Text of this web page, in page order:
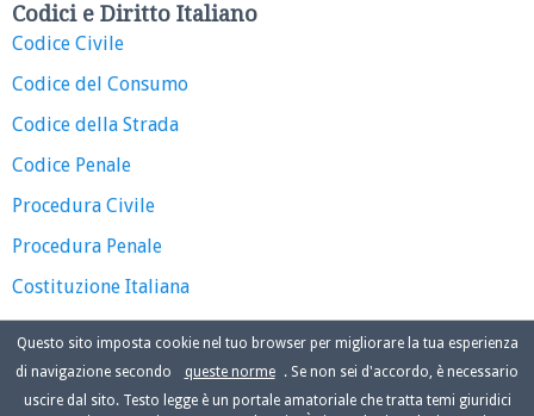
Codici e Diritto Italiano
Codice Civile
Codice del Consumo
Codice della Strada
Codice Penale
Procedura Civile
Procedura Penale
Costituzione Italiana
Questo sito imposta cookie nel tuo browser per migliorare la tua esperienza
di navigazione secondo
queste norme
. Se non sei d'accordo, è necessario
uscire dal sito. Testo legge è un portale amatoriale che tratta temi giuridici